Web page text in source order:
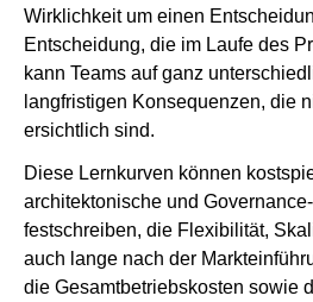
Wirklichkeit um einen
Entscheidung, die im Laufe des
kann Teams auf ganz
langfristigen Konsequenzen, die
ersichtlich sind.
Diese Lernkurven können
architektonische und
festschreiben, die Flexibilität,
auch lange nach der
die Gesamtbetriebskosten sowie